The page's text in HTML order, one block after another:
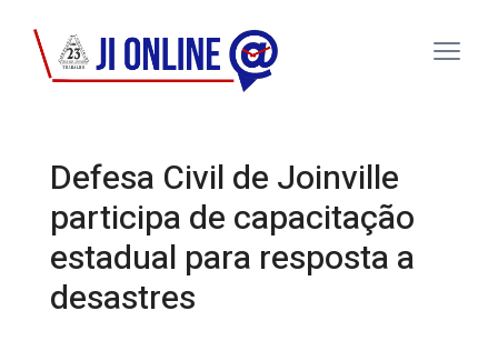
Defesa Civil de Joinville
participa de capacitação
estadual para resposta a
desastres